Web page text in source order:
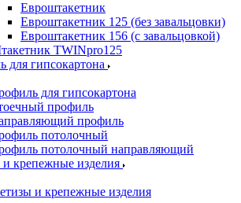
Евроштакетник
Евроштакетник 125 (без завальцовки)
Евроштакетник 156 (с завальцовкой)
TWINpro125
для гипсокартона
для гипсокартона
профиль
профиль
потолочный
потолочный направляющий
крепежные изделия
и крепежные изделия